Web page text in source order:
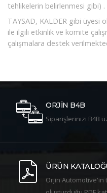
tehlikelerin belirlenmesi gibi) .
TAYSAD, KALDER gibi üyesi
ile ilgili etkinlik ve komite
çalışmalara destek
ORJİN B4B
Siparişlerinizi B4B
ÜRÜN
Orjin Automotive'in